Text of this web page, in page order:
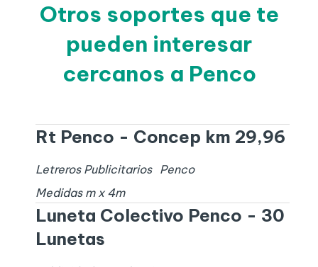
Otros soportes que te
pueden interesar
cercanos a Penco
Rt Penco - Concep km 29,96
Letreros Publicitarios
Penco
Medidas m x 4m
Luneta Colectivo Penco - 30
Lunetas